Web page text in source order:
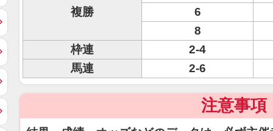
複勝
6
8
枠連
2-4
馬連
2-6
注意事項